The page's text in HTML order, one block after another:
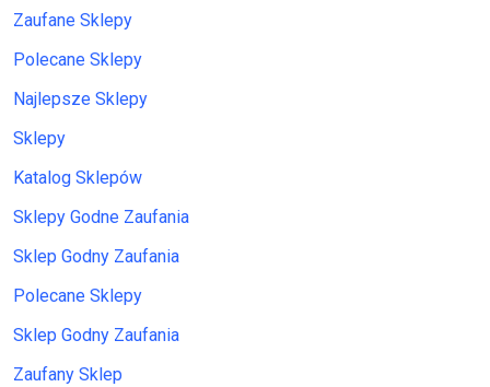
Zaufane Sklepy
Polecane Sklepy
Najlepsze Sklepy
Sklepy
Katalog Sklepów
Sklepy Godne Zaufania
Sklep Godny Zaufania
Polecane Sklepy
Sklep Godny Zaufania
Zaufany Sklep